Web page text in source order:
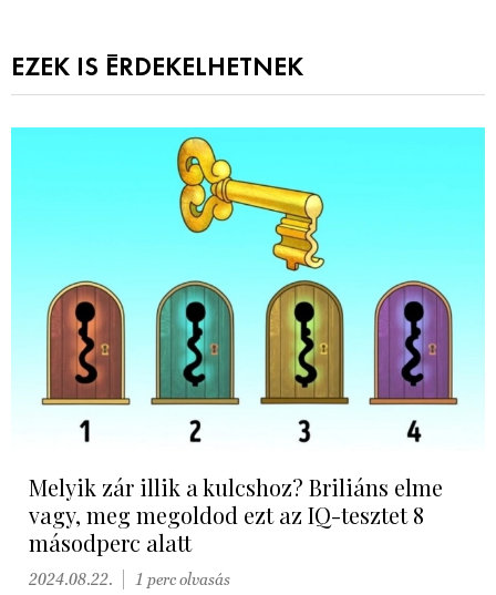
EZEK IS ÉRDEKELHETNEK
Melyik zár illik a kulcshoz? Briliáns elme
vagy, meg megoldod ezt az IQ-tesztet 8
másodperc alatt
2024.08.22. 1 perc olvasás